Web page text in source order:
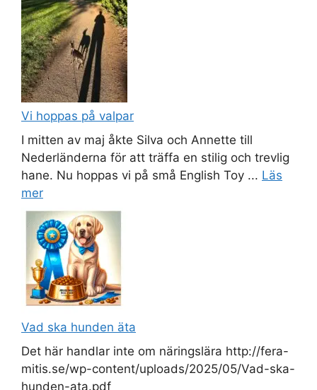
Vi hoppas på valpar
I mitten av maj åkte Silva och Annette till
Nederländerna för att träffa en stilig och trevlig
hane. Nu hoppas vi på små English Toy ... Läs
mer
Vad ska hunden äta
Det här handlar inte om näringslära http://fera-
mitis.se/wp-content/uploads/2025/05/Vad-ska-
hunden-ata.pdf